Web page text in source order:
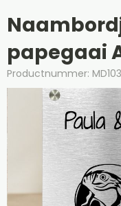
papegaai
Productnummer: